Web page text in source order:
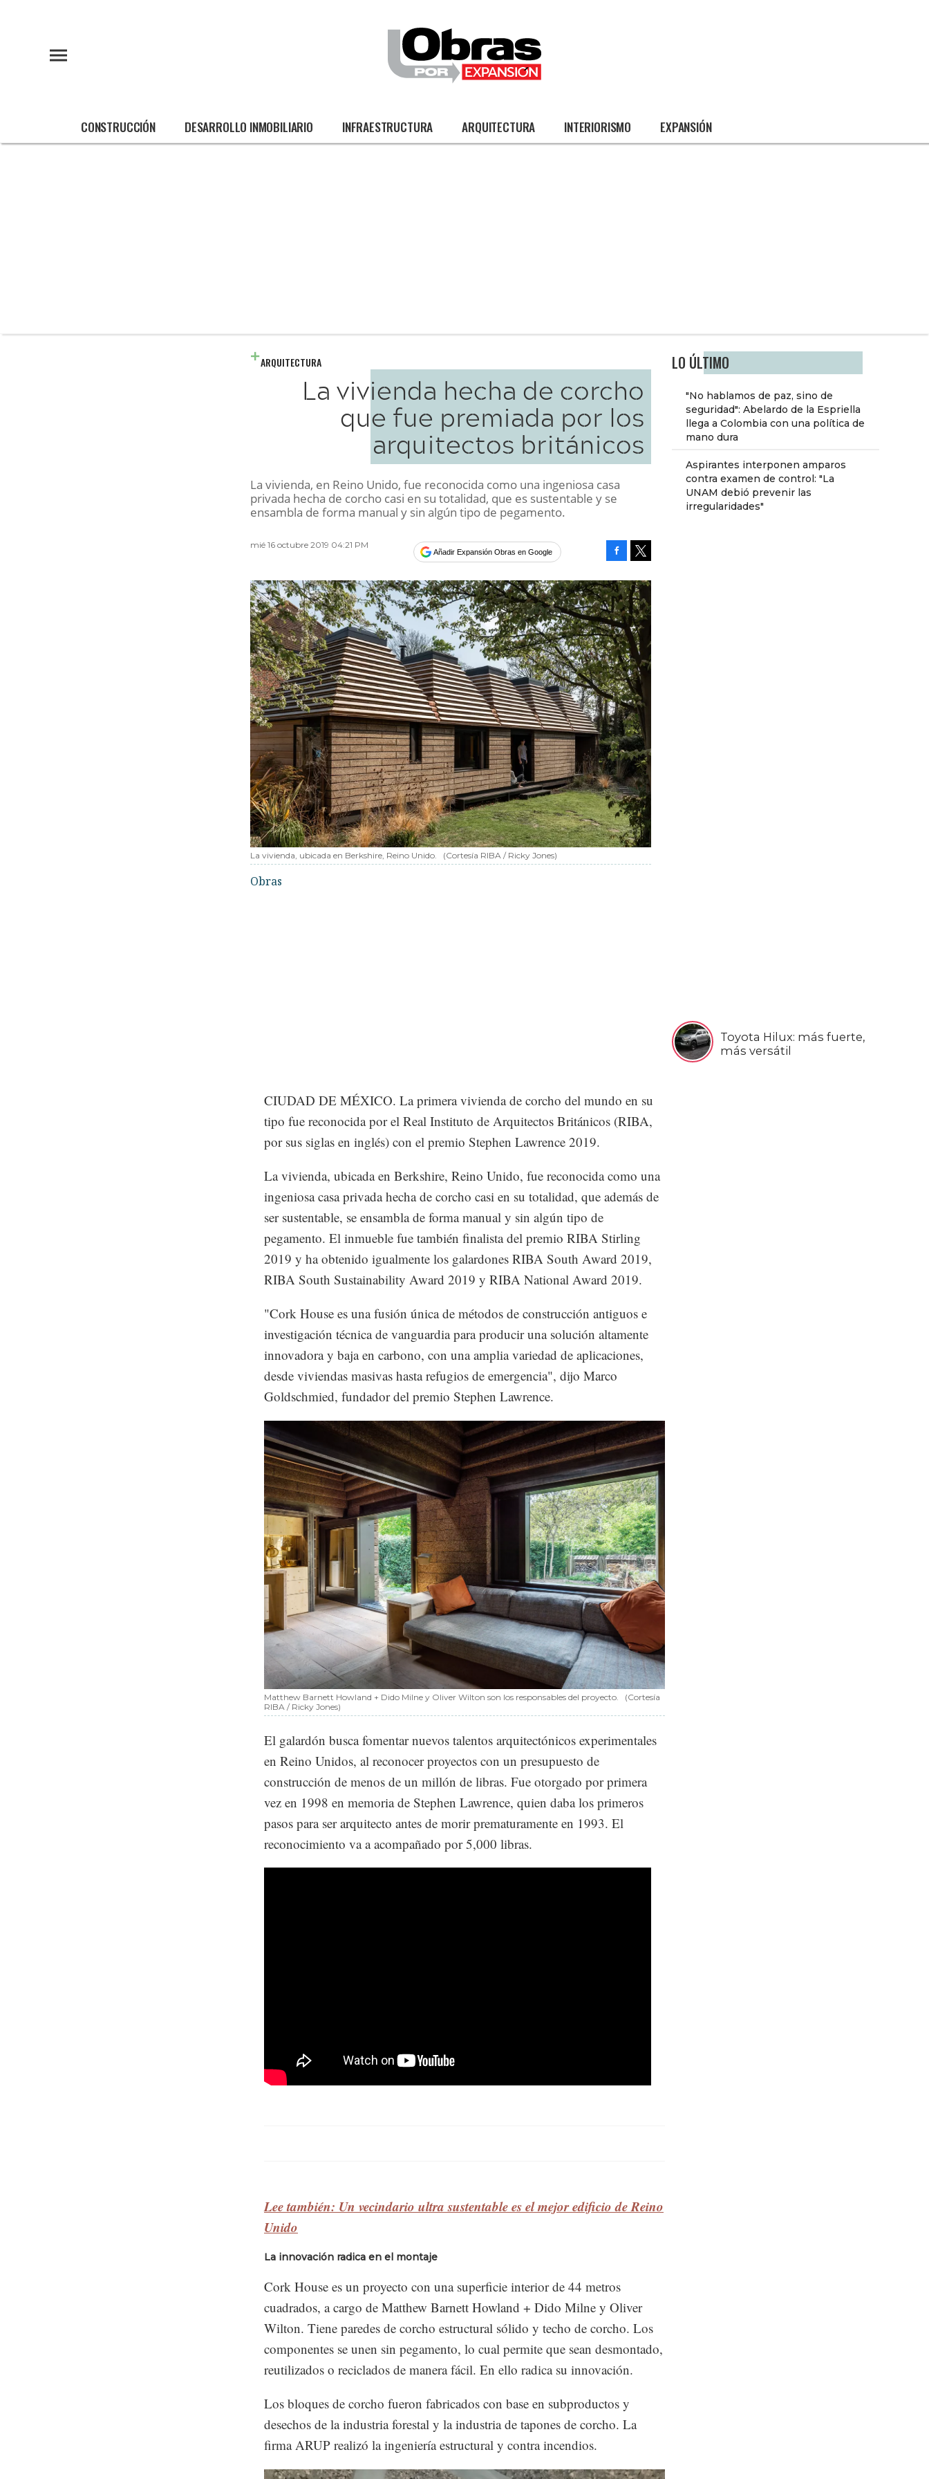
CONSTRUCCIÓN DESARROLLO INMOBILIARIO INFRAESTRUCTURA ARQUITECTURA INTERIORISMO EXPANSIÓN
LO ÚLTIMO
"No hablamos de paz, sino de
seguridad": Abelardo de la Espriella
llega a Colombia con una política de
mano dura
Aspirantes interponen amparos
contra examen de control: "La
UNAM debió prevenir las
irregularidades"
Toyota Hilux: más fuerte,
más versátil
ARQUITECTURA
La vivienda hecha de corcho
que fue premiada por los
arquitectos británicos
La vivienda, en Reino Unido, fue reconocida como una ingeniosa casa
privada hecha de corcho casi en su totalidad, que es sustentable y se
ensambla de forma manual y sin algún tipo de pegamento.
mié 16 octubre 2019 04:21 PM
Añadir Expansión Obras en Google
La vivienda, ubicada en Berkshire, Reino Unido. (Cortesía RIBA / Ricky Jones)
Obras
CIUDAD DE MÉXICO. La primera vivienda de corcho del mundo en su
tipo fue reconocida por el Real Instituto de Arquitectos Británicos (RIBA,
por sus siglas en inglés) con el premio Stephen Lawrence 2019.
La vivienda, ubicada en Berkshire, Reino Unido, fue reconocida como una
ingeniosa casa privada hecha de corcho casi en su totalidad, que además de
ser sustentable, se ensambla de forma manual y sin algún tipo de
pegamento. El inmueble fue también finalista del premio RIBA Stirling
2019 y ha obtenido igualmente los galardones RIBA South Award 2019,
RIBA South Sustainability Award 2019 y RIBA National Award 2019.
"Cork House es una fusión única de métodos de construcción antiguos e
investigación técnica de vanguardia para producir una solución altamente
innovadora y baja en carbono, con una amplia variedad de aplicaciones,
desde viviendas masivas hasta refugios de emergencia", dijo Marco
Goldschmied, fundador del premio Stephen Lawrence.
Matthew Barnett Howland + Dido Milne y Oliver Wilton son los responsables del proyecto.
(Cortesía
RIBA / Ricky Jones)
El galardón busca fomentar nuevos talentos arquitectónicos experimentales
en Reino Unidos, al reconocer proyectos con un presupuesto de
construcción de menos de un millón de libras. Fue otorgado por primera
vez en 1998 en memoria de Stephen Lawrence, quien daba los primeros
pasos para ser arquitecto antes de morir prematuramente en 1993. El
reconocimiento va a acompañado por 5,000 libras.
Lee también: Un vecindario ultra sustentable es el mejor edificio de Reino
Unido
La innovación radica en el montaje
Cork House es un proyecto con una superficie interior de 44 metros
cuadrados, a cargo de Matthew Barnett Howland + Dido Milne y Oliver
Wilton. Tiene paredes de corcho estructural sólido y techo de corcho. Los
componentes se unen sin pegamento, lo cual permite que sean desmontado,
reutilizados o reciclados de manera fácil. En ello radica su innovación.
Los bloques de corcho fueron fabricados con base en subproductos y
desechos de la industria forestal y la industria de tapones de corcho. La
firma ARUP realizó la ingeniería estructural y contra incendios.